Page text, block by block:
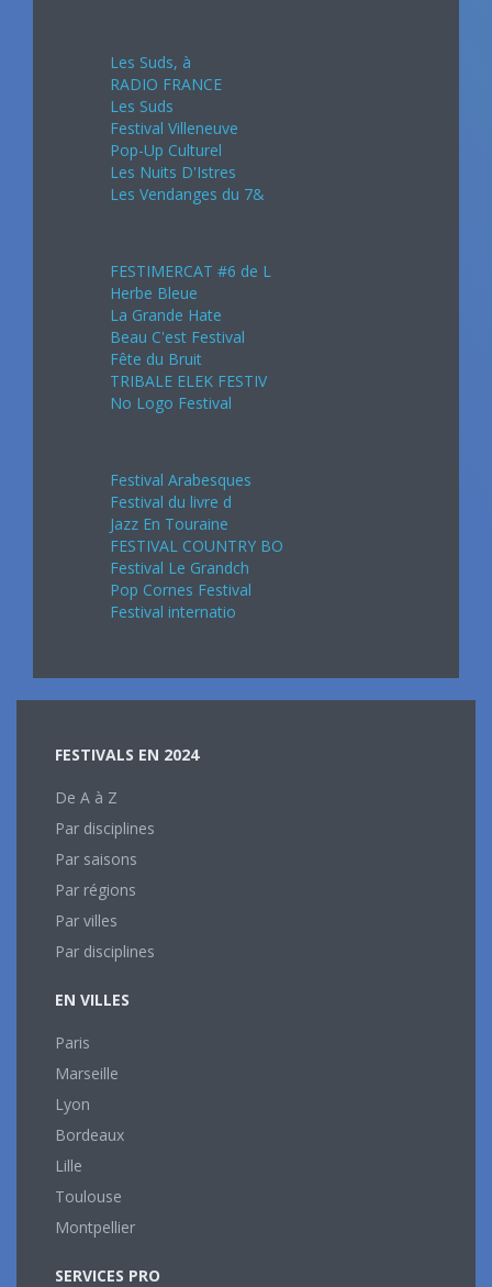
Les Suds, à
RADIO FRANCE
Les Suds
Festival Villeneuve
Pop-Up Culturel
Les Nuits D'Istres
Les Vendanges du 7&
FESTIMERCAT #6 de L
Herbe Bleue
La Grande Hate
Beau C'est Festival
Fête du Bruit
TRIBALE ELEK FESTIV
No Logo Festival
Festival Arabesques
Festival du livre d
Jazz En Touraine
FESTIVAL COUNTRY BO
Festival Le Grandch
Pop Cornes Festival
Festival internatio
FESTIVALS EN 2024
De A à Z
Par disciplines
Par saisons
Par régions
Par villes
Par disciplines
EN VILLES
Paris
Marseille
Lyon
Bordeaux
Lille
Toulouse
Montpellier
SERVICES PRO